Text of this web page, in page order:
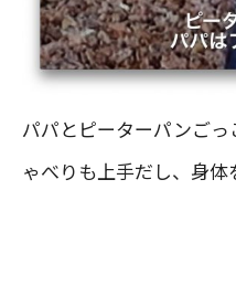
パパとピーターパンご
ゃべりも上手だし、身体